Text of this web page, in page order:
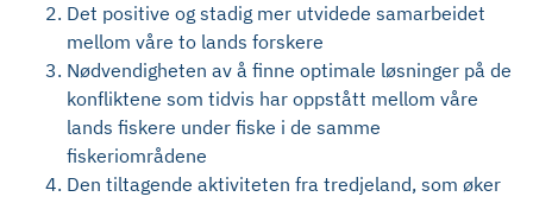
Det positive og stadig mer utvidede samarbeidet
mellom våre to lands forskere
Nødvendigheten av å finne optimale løsninger på de
konfliktene som tidvis har oppstått mellom våre
lands fiskere under fiske i de samme
fiskeriområdene
Den tiltagende aktiviteten fra tredjeland, som øker